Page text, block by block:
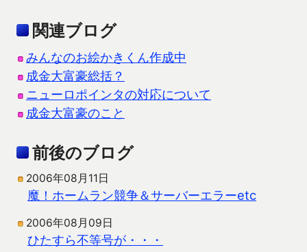
関連ブログ
みんなのお絵かきくん作成中
成金大富豪総括？
ニューロポインタの対応について
成金大富豪のこと
前後のブログ
2006年08月11日
魔！ホームラン競争＆サーバーエラーetc
2006年08月09日
ひたすら不等号が・・・